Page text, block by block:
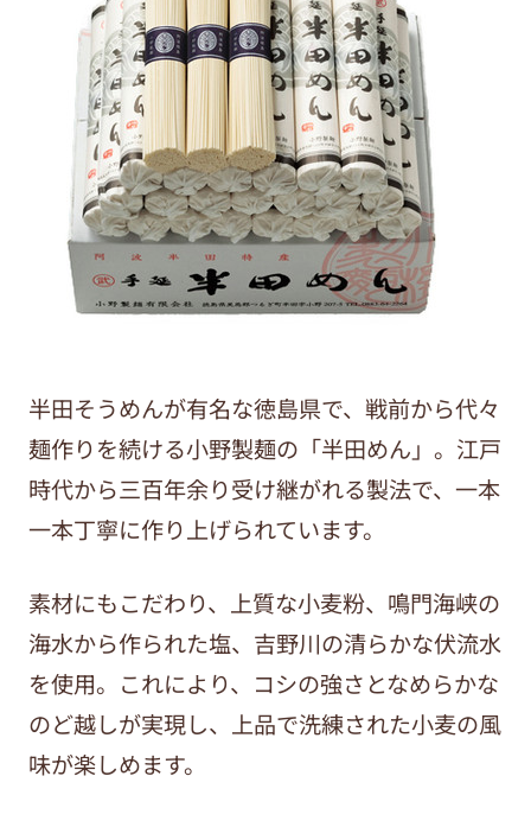
半田そうめんが有名な徳島県で、戦前から代々
麺作りを続ける小野製麺の「半田めん」。江戸
時代から三百年余り受け継がれる製法で、一本
一本丁寧に作り上げられています。
素材にもこだわり、上質な小麦粉、鳴門海峡の
海水から作られた塩、吉野川の清らかな伏流水
を使用。これにより、コシの強さとなめらかな
のど越しが実現し、上品で洗練された小麦の風
味が楽しめます。